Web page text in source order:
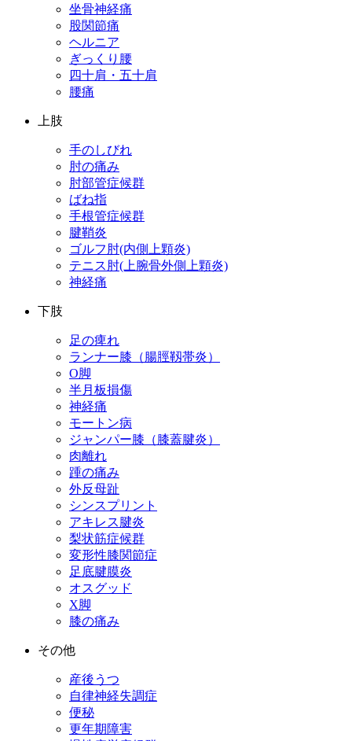
坐骨神経痛
股関節痛
ヘルニア
ぎっくり腰
四十肩・五十肩
腰痛
上肢
手のしびれ
肘の痛み
肘部管症候群
ばね指
手根管症候群
腱鞘炎
ゴルフ肘(内側上顆炎)
テニス肘(上腕骨外側上顆炎)
神経痛
下肢
足の痺れ
ランナー膝（腸脛靱帯炎）
O脚
半月板損傷
神経痛
モートン病
ジャンパー膝（膝蓋腱炎）
肉離れ
踵の痛み
外反母趾
シンスプリント
アキレス腱炎
梨状筋症候群
変形性膝関節症
足底腱膜炎
オスグッド
X脚
膝の痛み
その他
産後うつ
自律神経失調症
便秘
更年期障害